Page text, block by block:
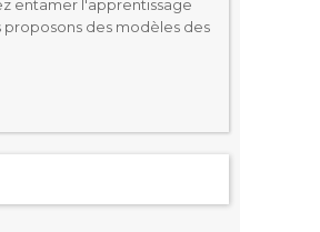
entamer l'apprentissage
proposons des modèles des